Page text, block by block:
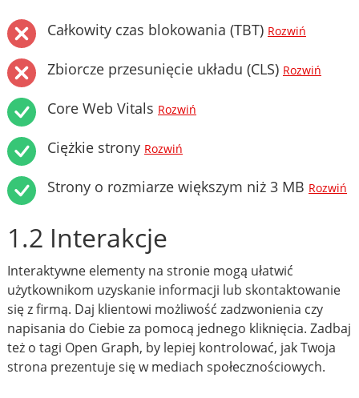
Całkowity czas blokowania (TBT) Rozwiń
Zbiorcze przesunięcie układu (CLS) Rozwiń
Core Web Vitals Rozwiń
Ciężkie strony Rozwiń
Strony o rozmiarze większym niż 3 MB Rozwiń
1.2 Interakcje
Interaktywne elementy na stronie mogą ułatwić
użytkownikom uzyskanie informacji lub skontaktowanie
się z firmą. Daj klientowi możliwość zadzwonienia czy
napisania do Ciebie za pomocą jednego kliknięcia. Zadbaj
też o tagi Open Graph, by lepiej kontrolować, jak Twoja
strona prezentuje się w mediach społecznościowych.